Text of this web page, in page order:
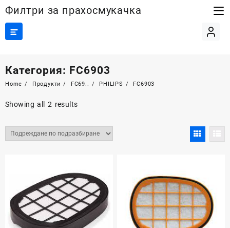
Skip
content
Филтри за прахосмукачка
Категория: FC6903
Home Продукти FC69.. PHILIPS FC6903
Showing all 2 results